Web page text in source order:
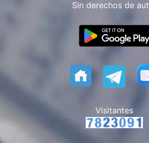
Sin derechos de
Visitantes